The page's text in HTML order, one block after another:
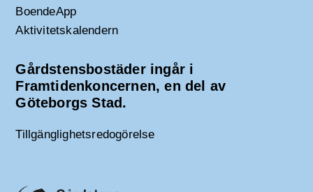
BoendeApp
Aktivitetskalendern
Gårdstensbostäder ingår i
Framtidenkoncernen, en del av
Göteborgs Stad.
Tillgänglighetsredogörelse